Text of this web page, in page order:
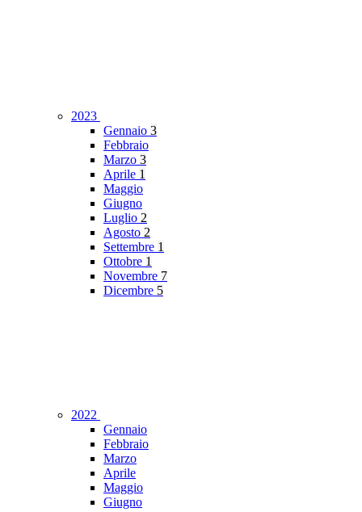
2023
Gennaio 3
Febbraio
Marzo 3
Aprile 1
Maggio
Giugno
Luglio 2
Agosto 2
Settembre 1
Ottobre 1
Novembre 7
Dicembre 5
2022
Gennaio
Febbraio
Marzo
Aprile
Maggio
Giugno